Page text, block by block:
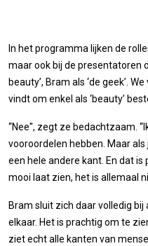
In het programma lijken de
maar ook bij de presentatoren
beauty’, Bram als ‘de geek’.
vindt om enkel als ‘beauty’
“Nee'', zegt ze bedachtzaam.
vooroordelen hebben. Maar
een hele andere kant. En dat
mooi laat zien, het is allemaal
Bram sluit zich daar volledig bij
elkaar. Het is prachtig om te
ziet echt alle kanten van